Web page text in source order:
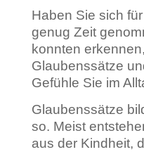
Haben Sie sich
genug Zeit
konnten
Glaubenssätze
Gefühle Sie im
Glaubenssätze
so. Meist
aus der Kindheit,